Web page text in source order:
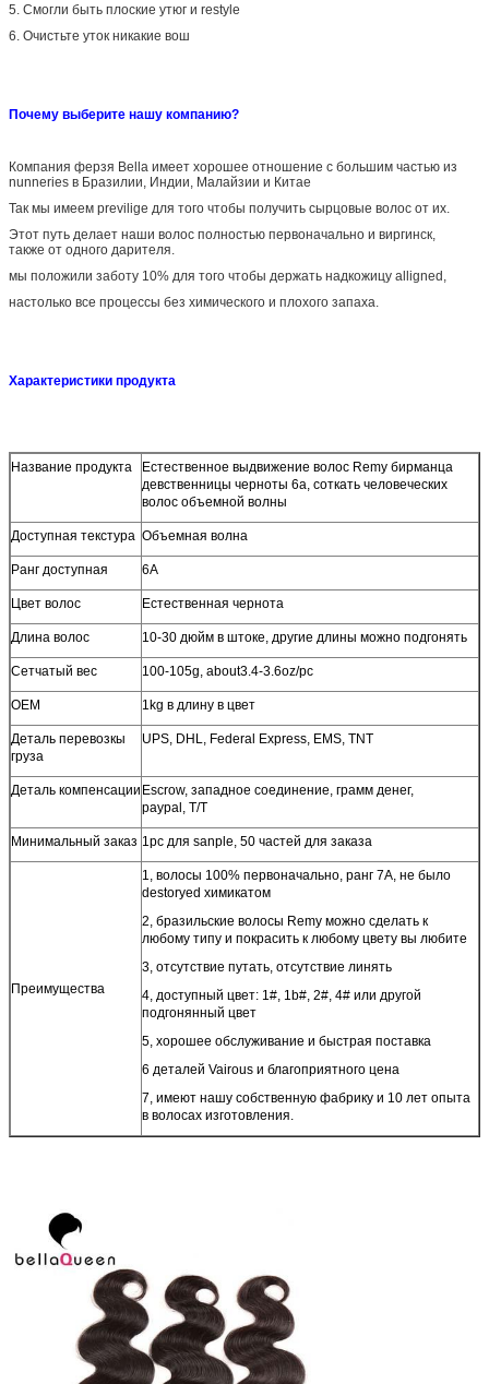
5. Смогли быть плоские утюг и restyle
6. Очистьте уток никакие вош
Почему выберите нашу компанию?
Компания ферзя Bella имеет хорошее отношение с большим частью из
nunneries в Бразилии, Индии, Малайзии и Китае
Так мы имеем previlige для того чтобы получить сырцовые волос от их.
Этот путь делает наши волос полностью первоначально и виргинск,
также от одного дарителя.
мы положили заботу 10% для того чтобы держать надкожицу alligned,
настолько все процессы без химического и плохого запаха.
Характеристики продукта
Название продукта
Естественное выдвижение волос Remy бирманца
девственницы черноты 6a, соткать человеческих
волос объемной волны
Доступная текстура Объемная волна
Ранг доступная 6A
Цвет волос Естественная чернота
Длина волос 10-30 дюйм в штоке, другие длины можно подгонять
Сетчатый вес 100-105g, about3.4-3.6oz/pc
OEM 1kg в длину в цвет
Деталь перевозкы
груза
UPS, DHL, Federal Express, EMS, TNT
Деталь компенсации Escrow, западное соединение, грамм денег,
paypal, T/T
Минимальный заказ 1pc для sanple, 50 частей для заказа
Преимущества
1, волосы 100% первоначально, ранг 7A, не было
destoryed химикатом
2, бразильские волосы Remy можно сделать к
любому типу и покрасить к любому цвету вы любите
3, отсутствие путать, отсутствие линять
4, доступный цвет: 1#, 1b#, 2#, 4# или другой
подгонянный цвет
5, хорошее обслуживание и быстрая поставка
6 деталей Vairous и благоприятного цена
7, имеют нашу собственную фабрику и 10 лет опыта
в волосах изготовления.